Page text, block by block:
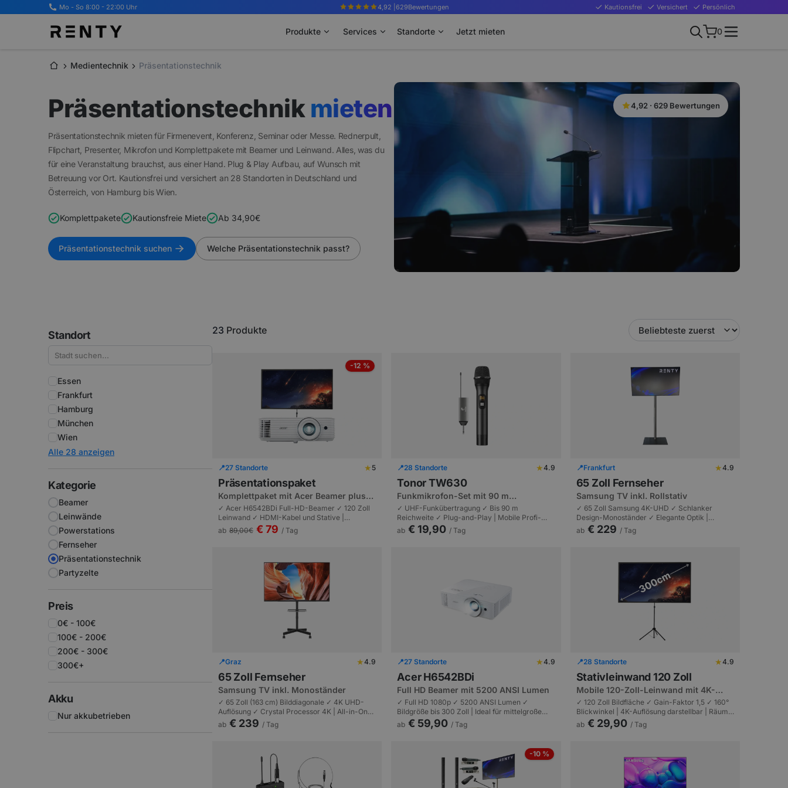
Mo - So 8:00 - 22:00 Uhr 4,92 | 629Bewertungen Kautionsfrei Versichert Persönlich
Produkte Services Standorte Jetzt mieten 0
Medientechnik Präsentationstechnik
Präsentationstechnik mieten
Präsentationstechnik mieten für Firmenevent, Konferenz, Seminar oder Messe. Rednerpult,
Flipchart, Presenter, Mikrofon und Komplettpakete mit Beamer und Leinwand. Alles, was du
für eine Veranstaltung brauchst, aus einer Hand. Plug & Play Aufbau, auf Wunsch mit
Betreuung vor Ort. Kautionsfrei und versichert an 28 Standorten in Deutschland und
Österreich, von Hamburg bis Wien.
Komplettpakete Kautionsfreie Miete Ab 34,90€
Präsentationstechnik suchen Welche Präsentationstechnik passt?
4,92 · 629 Bewertungen
Standort
Essen
Frankfurt
Hamburg
München
Wien
Alle 28 anzeigen
Kategorie
Beamer
Leinwände
Powerstations
Fernseher
Präsentationstechnik
Partyzelte
Preis
0€ - 100€
100€ - 200€
200€ - 300€
300€+
Akku
Nur akkubetrieben
23 Produkte
-12 %
📍27 Standorte ★ 5
Präsentationspaket
Komplettpaket mit Acer Beamer plus
120 Zoll Leinwand
✓ Acer H6542BDi Full-HD-Beamer ✓ 120 Zoll
Leinwand ✓ HDMI-Kabel und Stative |
Komplette Präsentationslösung | Konferenzen
10 bis 100 Personen.
ab 89,00€ € 79 / Tag
📍28 Standorte ★4.9
Tonor TW630
Funkmikrofon-Set mit 90 m
Reichweite
✓ UHF-Funkübertragung ✓ Bis 90 m
Reichweite ✓ Plug-and-Play | Mobile Profi-
Lösung | Sprache und Gesang bis 200
Personen.
ab € 19,90 / Tag
📍Frankfurt ★4.9
65 Zoll Fernseher
Samsung TV inkl. Rollstativ
✓ 65 Zoll Samsung 4K-UHD ✓ Schlanker
Design-Monoständer ✓ Elegante Optik |
Premium-Display | Hochwertige Events und
ab € 229 / Tag
📍Graz ★4.9
65 Zoll Fernseher
Samsung TV inkl. Monoständer
✓ 65 Zoll (163 cm) Bilddiagonale ✓ 4K UHD-
Auflösung ✓ Crystal Processor 4K | All-in-One
Display | Messen, Firmenevents bis 200
ab € 239 / Tag
📍27 Standorte ★4.9
Acer H6542BDi
Full HD Beamer mit 5200 ANSI Lumen
✓ Full HD 1080p ✓ 5200 ANSI Lumen ✓
Bildgröße bis 300 Zoll | Ideal für mittelgroße
Räume und Tageslicht-Events | HDMI, USB und
ab € 59,90 / Tag
📍28 Standorte ★4.9
Stativleinwand 120 Zoll
Mobile 120-Zoll-Leinwand mit 4K-
tauglichem PVC-Tuch
✓ 120 Zoll Bildfläche ✓ Gain-Faktor 1,5 ✓ 160°
Blickwinkel | 4K-Auflösung darstellbar | Räume
bis 80 m² und 100 Zuschauer.
ab € 29,90 / Tag
-10 %